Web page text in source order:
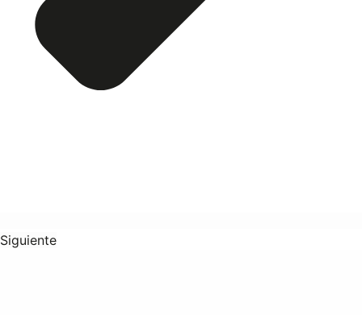
Siguiente